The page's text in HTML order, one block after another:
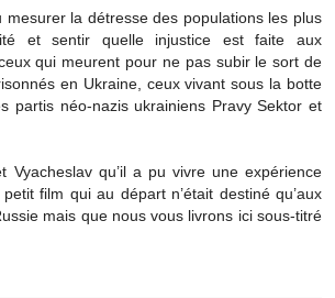
la détresse des populations les plus
et sentir quelle injustice est faite aux
qui meurent pour ne pas subir le sort de
en Ukraine, ceux vivant sous la botte
partis néo-nazis ukrainiens Pravy Sektor et
Vyacheslav qu’il a pu vivre une expérience
film qui au départ n’était destiné qu’aux
mais que nous vous livrons ici sous-titré